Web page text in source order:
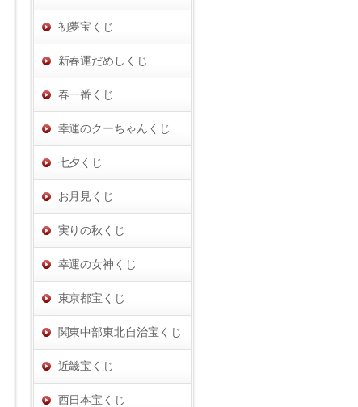
初夢宝くじ
新春運だめしくじ
春一番くじ
幸運のクーちゃんくじ
七夕くじ
お月見くじ
実りの秋くじ
幸運の女神くじ
東京都宝くじ
関東中部東北自治宝くじ
近畿宝くじ
西日本宝くじ